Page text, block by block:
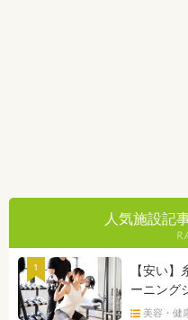
人気施設記
1
【安い
ーニング
美容・健